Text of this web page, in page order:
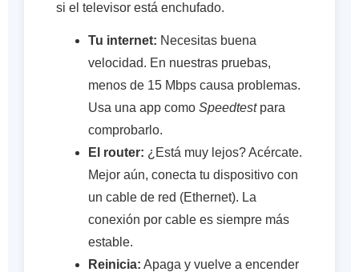
si el televisor está enchufado.
Tu internet: Necesitas buena
velocidad. En nuestras pruebas,
menos de 15 Mbps causa problemas.
Usa una app como Speedtestpara
comprobarlo.
El router: ¿Está muy lejos? Acércate.
Mejor aún, conecta tu dispositivo con
un cable de red (Ethernet). La
conexión por cable es siempre más
estable.
Reinicia: Apaga y vuelve a encender